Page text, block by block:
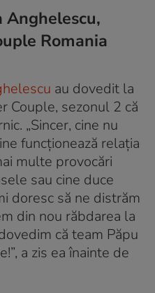
Romania
au dovedit la
Couple, sezonul 2 că
„Sincer, cine nu
funcționează relația
multe provocări
sau cine duce
doresc să ne distrăm
din nou răbdarea la
că team Păpu
a zis ea înainte de